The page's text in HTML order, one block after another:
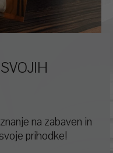
na zabaven in
prihodke!